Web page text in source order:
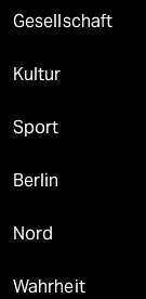
Gesellschaft
Kultur
Sport
Berlin
Nord
Wahrheit